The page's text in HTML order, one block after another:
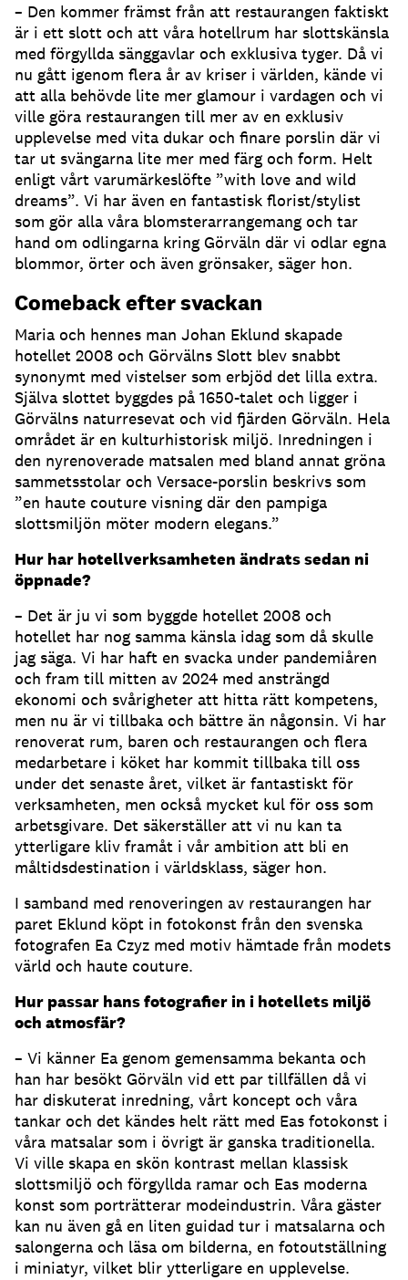
– Den kommer främst från att restaurangen faktiskt
är i ett slott och att våra hotellrum har slottskänsla
med förgyllda sänggavlar och exklusiva tyger. Då vi
nu gått igenom flera år av kriser i världen, kände vi
att alla behövde lite mer glamour i vardagen och vi
ville göra restaurangen till mer av en exklusiv
upplevelse med vita dukar och finare porslin där vi
tar ut svängarna lite mer med färg och form. Helt
enligt vårt varumärkeslöfte ”with love and wild
dreams”. Vi har även en fantastisk florist/stylist
som gör alla våra blomsterarrangemang och tar
hand om odlingarna kring Görväln där vi odlar egna
blommor, örter och även grönsaker, säger hon.
Comeback efter svackan
Maria och hennes man Johan Eklund skapade
hotellet 2008 och Görvälns Slott blev snabbt
synonymt med vistelser som erbjöd det lilla extra.
Själva slottet byggdes på 1650-talet och ligger i
Görvälns naturresevat och vid fjärden Görväln. Hela
området är en kulturhistorisk miljö. Inredningen i
den nyrenoverade matsalen med bland annat gröna
sammetsstolar och Versace-porslin beskrivs som
”en haute couture visning där den pampiga
slottsmiljön möter modern elegans.”
Hur har hotellverksamheten ändrats sedan ni
öppnade?
– Det är ju vi som byggde hotellet 2008 och
hotellet har nog samma känsla idag som då skulle
jag säga. Vi har haft en svacka under pandemiåren
och fram till mitten av 2024 med ansträngd
ekonomi och svårigheter att hitta rätt kompetens,
men nu är vi tillbaka och bättre än någonsin. Vi har
renoverat rum, baren och restaurangen och flera
medarbetare i köket har kommit tillbaka till oss
under det senaste året, vilket är fantastiskt för
verksamheten, men också mycket kul för oss som
arbetsgivare. Det säkerställer att vi nu kan ta
ytterligare kliv framåt i vår ambition att bli en
måltidsdestination i världsklass, säger hon.
I samband med renoveringen av restaurangen har
paret Eklund köpt in fotokonst från den svenska
fotografen Ea Czyz med motiv hämtade från modets
värld och haute couture.
Hur passar hans fotografier in i hotellets miljö
och atmosfär?
– Vi känner Ea genom gemensamma bekanta och
han har besökt Görväln vid ett par tillfällen då vi
har diskuterat inredning, vårt koncept och våra
tankar och det kändes helt rätt med Eas fotokonst i
våra matsalar som i övrigt är ganska traditionella.
Vi ville skapa en skön kontrast mellan klassisk
slottsmiljö och förgyllda ramar och Eas moderna
konst som porträtterar modeindustrin. Våra gäster
kan nu även gå en liten guidad tur i matsalarna och
salongerna och läsa om bilderna, en fotoutställning
i miniatyr, vilket blir ytterligare en upplevelse.